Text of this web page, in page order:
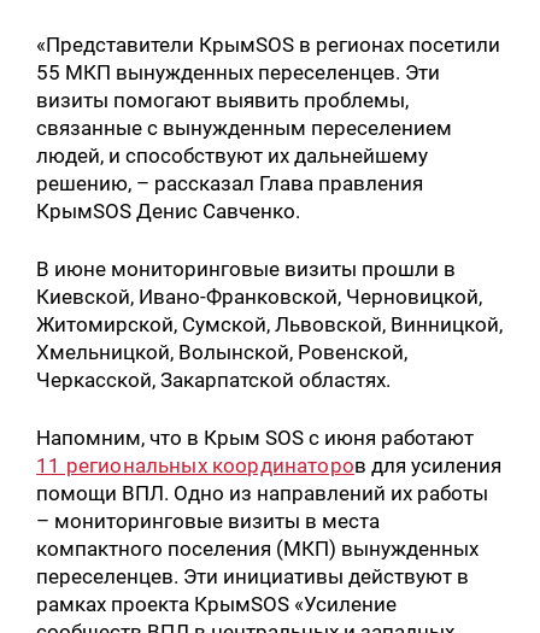
«Представители КрымSOS в регионах посетили
55 МКП вынужденных переселенцев. Эти
визиты помогают выявить проблемы,
связанные с вынужденным переселением
людей, и способствуют их дальнейшему
решению, – рассказал Глава правления
КрымSOS Денис Савченко.
В июне мониторинговые визиты прошли в
Киевской, Ивано-Франковской, Черновицкой,
Житомирской, Сумской, Львовской, Винницкой,
Хмельницкой, Волынской, Ровенской,
Черкасской, Закарпатской областях.
Напомним, что в Крым SOS с июня работают
11 региональных координаторов для усиления
помощи ВПЛ. Одно из направлений их работы
– мониторинговые визиты в места
компактного поселения (МКП) вынужденных
переселенцев. Эти инициативы действуют в
рамках проекта КрымSOS «Усиление